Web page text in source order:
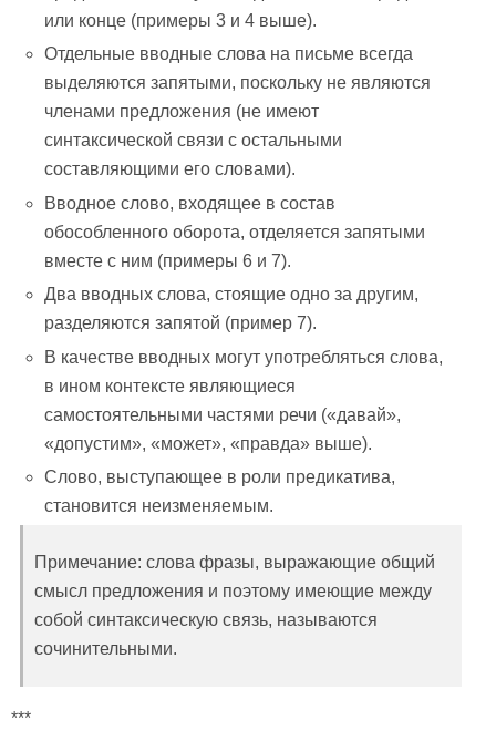
или конце (примеры 3 и 4 выше).
Отдельные вводные слова на письме всегда
выделяются запятыми, поскольку не являются
членами предложения (не имеют
синтаксической связи с остальными
составляющими его словами).
Вводное слово, входящее в состав
обособленного оборота, отделяется запятыми
вместе с ним (примеры 6 и 7).
Два вводных слова, стоящие одно за другим,
разделяются запятой (пример 7).
В качестве вводных могут употребляться слова,
в ином контексте являющиеся
самостоятельными частями речи («давай»,
«допустим», «может», «правда» выше).
Слово, выступающее в роли предикатива,
становится неизменяемым.
Примечание: слова фразы, выражающие общий
смысл предложения и поэтому имеющие между
собой синтаксическую связь, называются
сочинительными.
***